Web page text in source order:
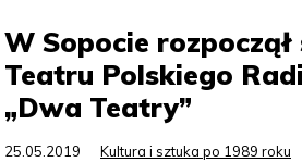
W Sopocie
Teatru Polskiego
„Dwa Teatry”
25.05.2019 Kultura i sztuka po 1989 roku